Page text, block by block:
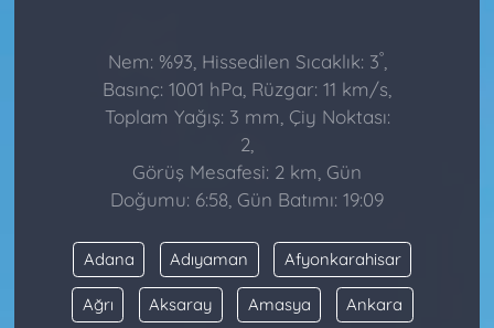
Nem: %93, Hissedilen Sıcaklık: 3°,
Basınç: 1001 hPa, Rüzgar: 11 km/s,
Toplam Yağış: 3 mm, Çiy Noktası:
2,
Görüş Mesafesi: 2 km, Gün
Doğumu: 6:58, Gün Batımı: 19:09
Adana Adıyaman Afyonkarahisar
Ağrı Aksaray Amasya Ankara